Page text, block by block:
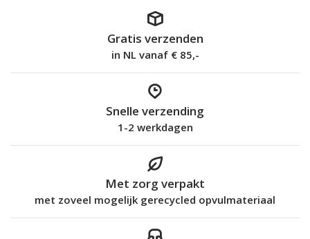
Gratis verzenden
in NL vanaf € 85,-
Snelle verzending
1-2 werkdagen
Met zorg verpakt
met zoveel mogelijk gerecycled opvulmateriaal